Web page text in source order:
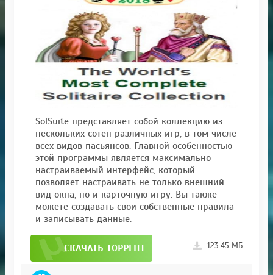
SolSuite представляет собой коллекцию из
нескольких сотен различных игр, в том числе
всех видов пасьянсов. Главной особенностью
этой программы является максимально
настраиваемый интерфейс, который
позволяет настраивать не только внешний
вид окна, но и карточную игру. Вы также
можете создавать свои собственные правила
и записывать данные.
СКАЧАТЬ ТОРРЕНТ 123.45 МБ